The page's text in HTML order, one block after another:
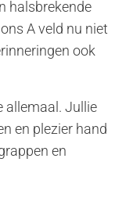
halsbrekende
A veld nu niet
ook
allemaal. Jullie
en plezier hand
en